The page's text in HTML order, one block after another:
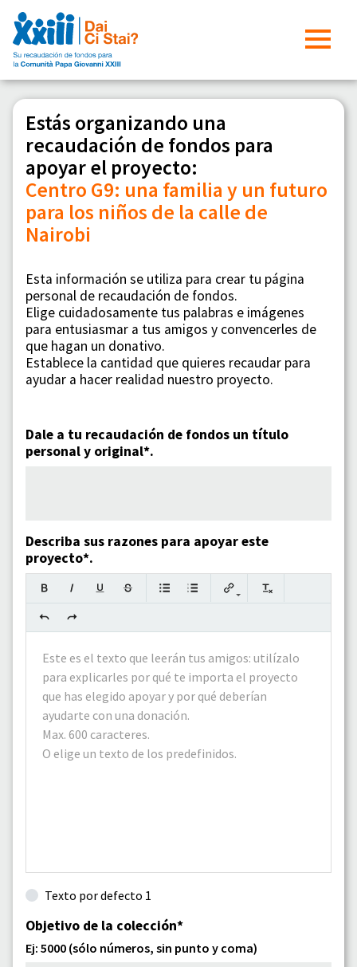
Estás organizando una
recaudación de fondos para
apoyar el proyecto:
Centro G9: una familia y un futuro
para los niños de la calle de
Nairobi
Esta información se utiliza para crear tu página
personal de recaudación de fondos.
Elige cuidadosamente tus palabras e imágenes
para entusiasmar a tus amigos y convencerles de
que hagan un donativo.
Establece la cantidad que quieres recaudar para
ayudar a hacer realidad nuestro proyecto.
Dale a tu recaudación de fondos un título
personal y original*.
Describa sus razones para apoyar este
proyecto*.
Texto por defecto 1
Objetivo de la colección*
Ej: 5000 (sólo números, sin punto y coma)